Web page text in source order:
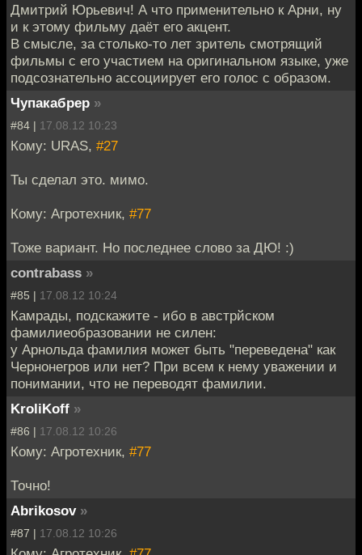
Дмитрий Юрьевич! А что применительно к Арни, ну
и к этому фильму даёт его акцент.
В смысле, за столько-то лет зритель смотрящий
фильмы с его участием на оригинальном языке, уже
подсознательно ассоциирует его голос с образом.
Чупакабрер »
#84 | 17.08.12 10:23
Кому: URAS, #27
Ты сделал это. мимо.
Кому: Агротехник, #77
Тоже вариант. Но последнее слово за ДЮ! :)
contrabass »
#85 | 17.08.12 10:24
Камрады, подскажите - ибо в австрйском
фамилиеобразовании не силен:
у Арнольда фамилия может быть "переведена" как
Чернонегров или нет? При всем к нему уважении и
понимании, что не переводят фамилии.
KroliKoff »
#86 | 17.08.12 10:26
Кому: Агротехник, #77
Точно!
Abrikosov »
#87 | 17.08.12 10:26